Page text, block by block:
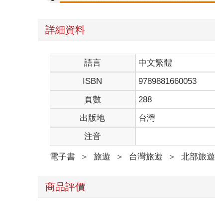
詳細資料
語言 中文繁體
ISBN
9789881660053
頁數
288
出版地
台灣
注音
電子書 ＞ 旅遊 ＞ 台灣旅遊 ＞ 北部旅遊
商品評價